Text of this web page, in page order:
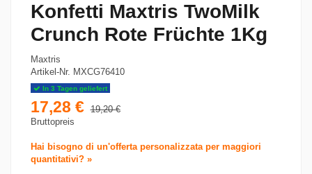
Konfetti Maxtris TwoMilk
Crunch Rote Früchte 1Kg
Maxtris
Artikel-Nr. MXCG76410
In 3 Tagen geliefert
17,28 € 19,20 €
Bruttopreis
Hai bisogno di un'offerta personalizzata per maggiori
quantitativi? »